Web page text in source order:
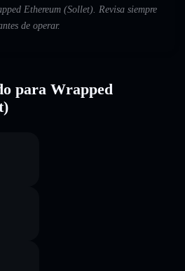
Ethereum (Sollet). Revisa siempre
de operar.
para Wrapped